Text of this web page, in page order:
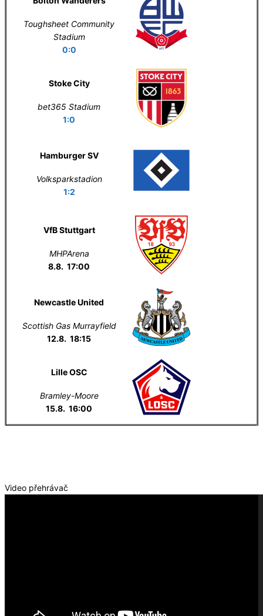
Toughsheet Community
Stadium
0:0
Stoke City
bet365 Stadium
1:0
Hamburger SV
Volksparkstadion
1:2
VfB Stuttgart
MHPArena
8.8. 17:00
Newcastle United
Scottish Gas Murrayfield
12.8. 18:15
Lille OSC
Bramley-Moore
15.8. 16:00
Video přehrávač